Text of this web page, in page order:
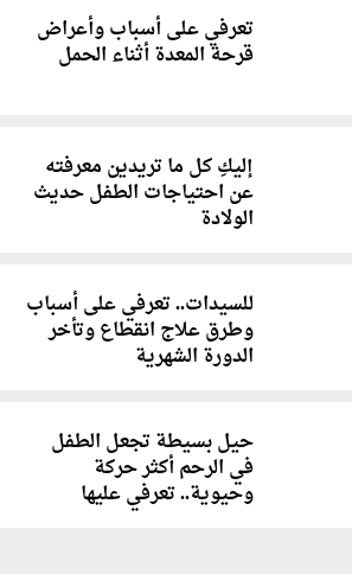
تعرفي على أسباب وأعراض
قرحة المعدة أثناء الحمل
إليكِ كل ما تريدين معرفته
عن احتياجات الطفل حديث
الولادة
للسيدات.. تعرفي على أسباب
وطرق علاج انقطاع وتأخر
الدورة الشهرية
حيل بسيطة تجعل الطفل
في الرحم أكثر حركة
وحيوية.. تعرفي عليها